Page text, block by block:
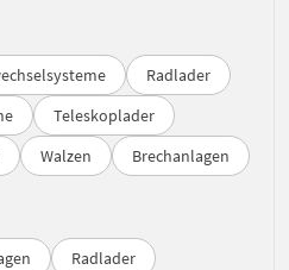
Radlader
Teleskoplader
Walzen Brechanlagen
Radlader